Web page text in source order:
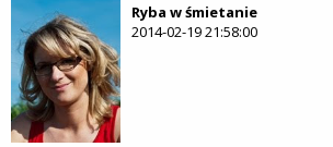
Ryba w śmietanie
2014-02-19 21:58:00